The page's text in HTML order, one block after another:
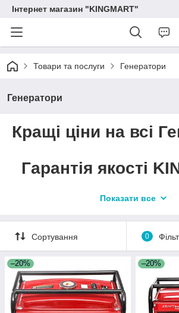
Інтернет магазин "KINGMART"
Товари та послуги Генератори
Генератори
Кращі ціни на всі
Гарантія якості
постачальника.
Індивідуальний підхід
клієнта та уважний
Зручна й швидка доставка
тарифами.
Показати все
Сортування 0
–20% –20%